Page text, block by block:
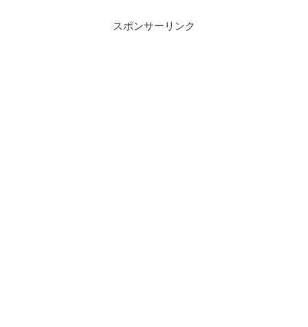
スポンサーリンク